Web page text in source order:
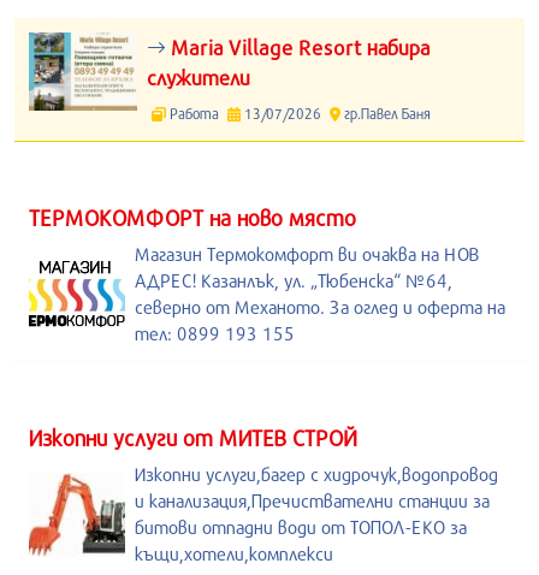
Maria Village Resort набира
служители
Работа 13/07/2026 гр.Павел Баня
ТЕРМОКОМФОРТ на ново място
Магазин Термокомфорт ви очаква на НОВ
АДРЕС! Казанлък, ул. „Тюбенска“ №64,
северно от Механото. За оглед и оферта на
тел: 0899 193 155
Изкопни услуги от МИТЕВ СТРОЙ
Изкопни услуги,багер с хидрочук,водопровод
и канализация,Пречиствателни станции за
битови отпадни води от ТОПОЛ-ЕКО за
къщи,хотели,комплекси